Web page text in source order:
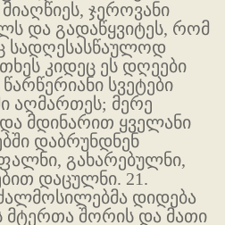
ჯეროვანი
და გადაწყვიტეს, რომ
სადღესასწაულოდ
კიდეც ეს დღეები
სვეტები
აღმართეს; მერე
მდინარით ყველანი
დაბრუნდნენ
გახარებულნი,
დაცულნი. 21.
დიდება
მტერთა შორის და მათი